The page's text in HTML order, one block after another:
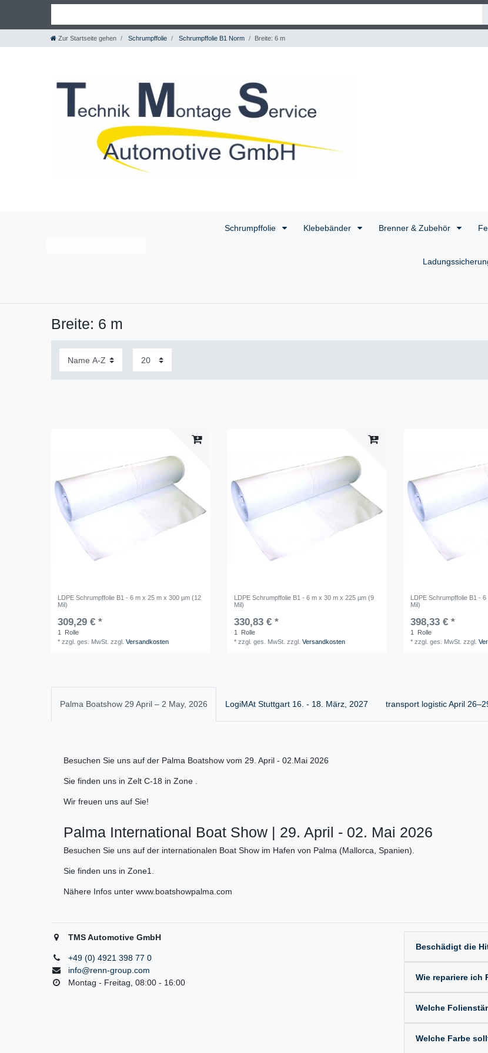
Zur Startseite gehen Schrumpffolie Schrumpffolie B1 Norm Breite: 6 m
Schrumpffolie Klebebänder Brenner & Zubehör
Breite: 6 m
LDPE Schrumpffolie B1 - 6 m x 25 m x 300 µm (12
Mil)
309,29 € *
1
Rolle
*zzgl. ges. MwSt. zzgl.Versandkosten
LDPE Schrumpffolie B1 - 6 m x 30 m x 225 µm (9
Mil)
330,83 € *
1
Rolle
*zzgl. ges. MwSt. zzgl.Versandkosten
LDPE Schrumpffolie B1 -
Mil)
398,33 € *
1
Rolle
*zzgl. ges. MwSt. zzgl.
Palma Boatshow 29 April – 2 May, 2026 LogiMAt Stuttgart 16. - 18. März, 2027 transport logistic April
Besuchen Sie uns auf der Palma Boatshow vom 29. April - 02.Mai 2026
Sie finden uns in Zelt C-18 in Zone .
Wir freuen uns auf Sie!
Palma International Boat Show | 29. April - 02. Mai 2026
Besuchen Sie uns auf der internationalen Boat Show im Hafen von Palma (Mallorca, Spanien).
Sie finden uns in Zone1.
Nähere Infos unter www.boatshowpalma.com
TMS Automotive GmbH
+49 (0) 4921 398 77 0
info@renn-group.com
Montag - Freitag, 08:00 - 16:00
Beschädigt die
Wie repariere ich
Welche
Welche Farbe